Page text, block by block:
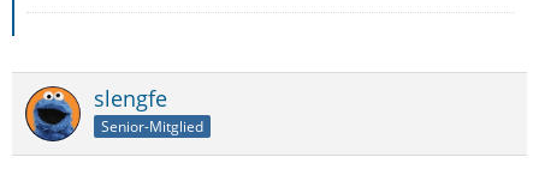
slengfe
Senior-Mitglied